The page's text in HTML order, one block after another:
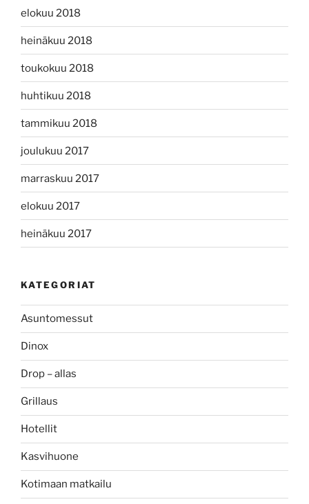
elokuu 2018
heinäkuu 2018
toukokuu 2018
huhtikuu 2018
tammikuu 2018
joulukuu 2017
marraskuu 2017
elokuu 2017
heinäkuu 2017
KATEGORIAT
Asuntomessut
Dinox
Drop – allas
Grillaus
Hotellit
Kasvihuone
Kotimaan matkailu